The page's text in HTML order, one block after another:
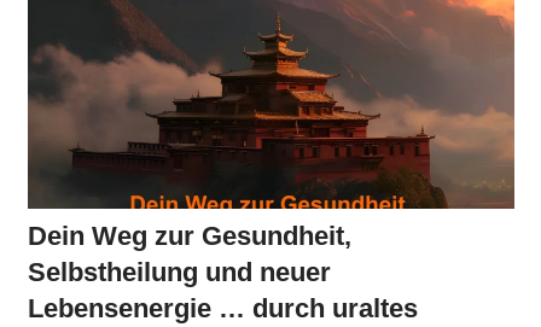
Dein Weg zur Gesundheit,
Selbstheilung und neuer
Lebensenergie … durch uraltes